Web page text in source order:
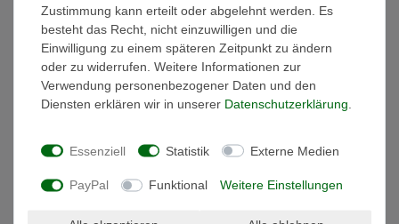
Wunschliste
* inkl. ges. MwSt. zzgl. Versandkosten
Beschreibung
Zustimmung kann erteilt oder abgelehnt werden. Es
besteht das Recht, nicht einzuwilligen und die
Einwilligung zu einem späteren Zeitpunkt zu ändern
oder zu widerrufen. Weitere Informationen zur
Verwendung personenbezogener Daten und den
Diensten erklären wir in unserer Daten­schutz­erklärung
Essenziell Statistik Externe Medien
PayPal Funktional Weitere Einstellungen